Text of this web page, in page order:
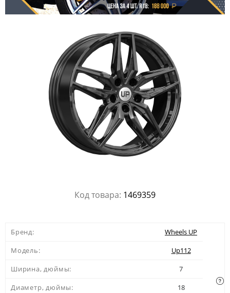
Код товара: 1469359
Бренд:
Wheels UP
Модель:
Up112
Ширина, дюймы:
7
Диаметр, дюймы:
18